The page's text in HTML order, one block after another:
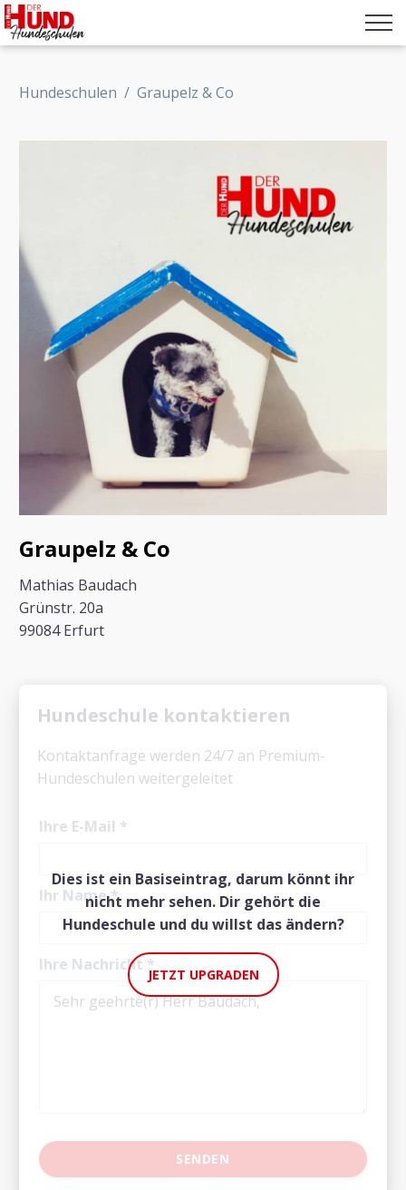
Hundeschulen / Graupelz & Co
Graupelz & Co
Mathias Baudach
Grünstr. 20a
99084 Erfurt
Dies ist ein Basiseintrag, darum könnt ihr
nicht mehr sehen. Dir gehört die
Hundeschule und du willst das ändern?
JETZT UPGRADEN
Hundeschule kontaktieren
Kontaktanfrage werden 24/7 an Premium-
Hundeschulen weitergeleitet
Ihre E-Mail *
Ihr Name*
Ihre Nachricht *